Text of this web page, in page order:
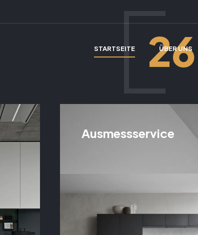
STARTSEITE ÜBER UNS
26
Ausmessservice